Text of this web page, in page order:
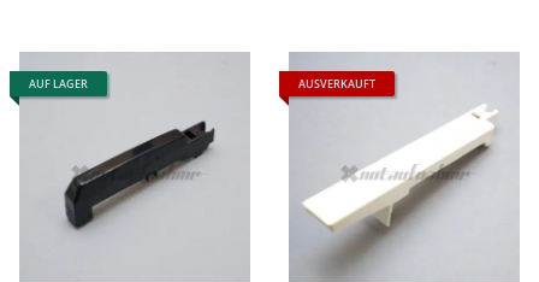
AUF LAGER AUSVERKAUFT